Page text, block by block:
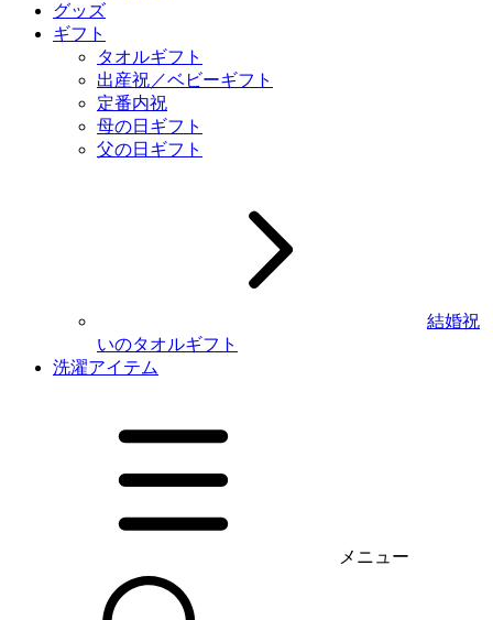
グッズ
ギフト
タオルギフト
出産祝／ベビーギフト
定番内祝
母の日ギフト
父の日ギフト
結婚祝
いのタオルギフト
洗濯アイテム
メニュー